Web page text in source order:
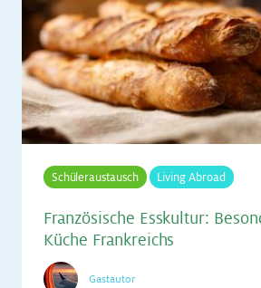
Schüleraustausch Living Abroad
Fran­zö­si­sche Ess­kul­tur:
Kü­che Frank­reichs
Gastautor